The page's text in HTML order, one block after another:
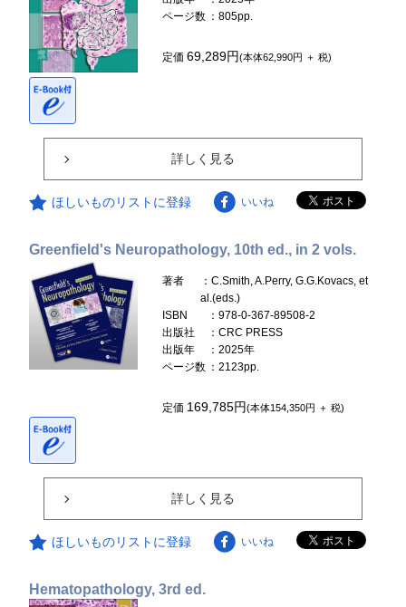
ページ数 ：805pp.
定価69,289円(本体62,990円 ＋ 税)
詳しく見る
ほしいものリストに登録 いいね
Greenfield's Neuropathology, 10th ed., in 2 vols.
著者
：C.Smith, A.Perry, G.G.Kovacs, et
al.(eds.)
ISBN
：978-0-367-89508-2
出版社
：CRC PRESS
出版年
：2025年
ページ数 ：2123pp.
定価 169,785円(本体154,350円 ＋ 税)
詳しく見る
ほしいものリストに登録 いいね
Hematopathology, 3rd ed.